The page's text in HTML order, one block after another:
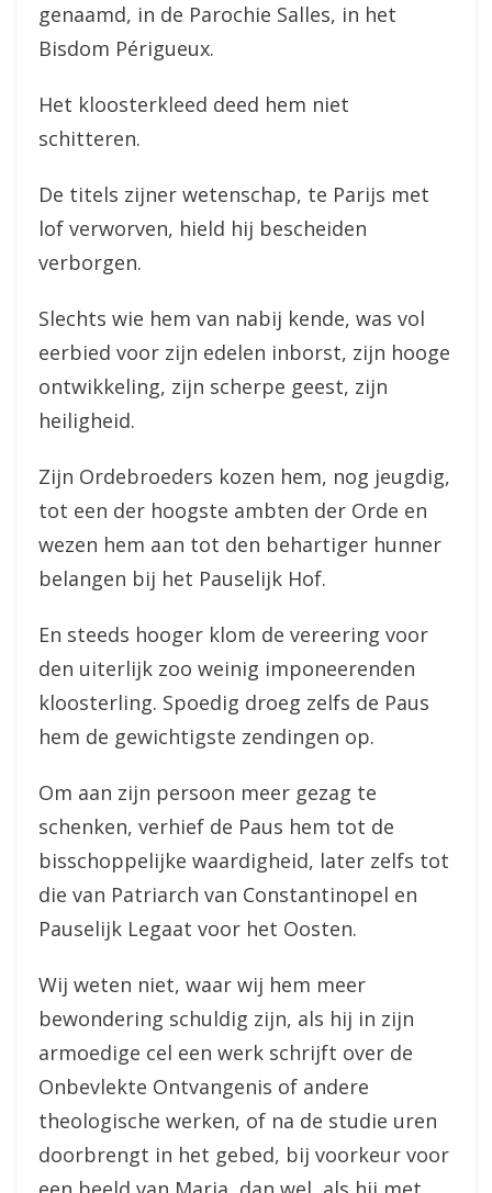
genaamd, in de Parochie Salles, in het
Bisdom Périgueux.
Het kloosterkleed deed hem niet
schitteren.
De titels zijner wetenschap, te Parijs met
lof verworven, hield hij bescheiden
verborgen.
Slechts wie hem van nabij kende, was vol
eerbied voor zijn edelen inborst, zijn hooge
ontwikkeling, zijn scherpe geest, zijn
heiligheid.
Zijn Ordebroeders kozen hem, nog jeugdig,
tot een der hoogste ambten der Orde en
wezen hem aan tot den behartiger hunner
belangen bij het Pauselijk Hof.
En steeds hooger klom de vereering voor
den uiterlijk zoo weinig imponeerenden
kloosterling. Spoedig droeg zelfs de Paus
hem de gewichtigste zendingen op.
Om aan zijn persoon meer gezag te
schenken, verhief de Paus hem tot de
bisschoppelijke waardigheid, later zelfs tot
die van Patriarch van Constantinopel en
Pauselijk Legaat voor het Oosten.
Wij weten niet, waar wij hem meer
bewondering schuldig zijn, als hij in zijn
armoedige cel een werk schrijft over de
Onbevlekte Ontvangenis of andere
theologische werken, of na de studie uren
doorbrengt in het gebed, bij voorkeur voor